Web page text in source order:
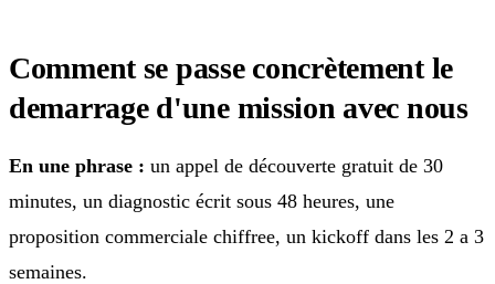
Comment se passe concrètement le
demarrage d'une mission avec nous
En une phrase : un appel de découverte gratuit de 30
minutes, un diagnostic écrit sous 48 heures, une
proposition commerciale chiffree, un kickoff dans les 2 a 3
semaines.